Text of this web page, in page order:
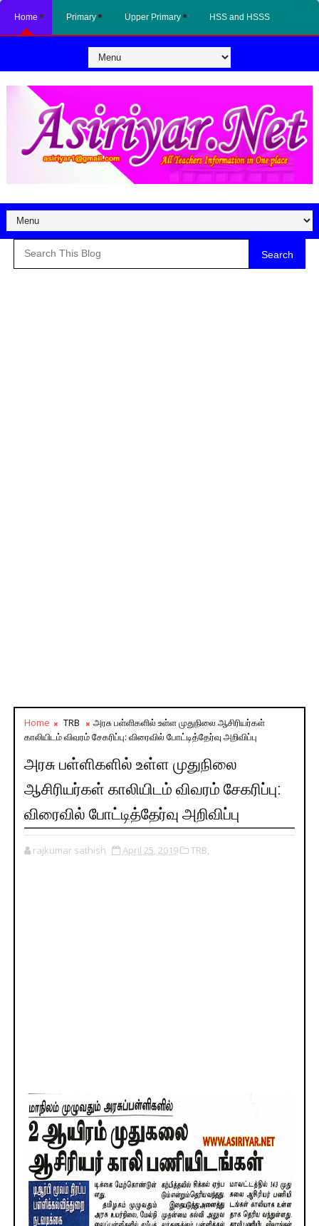
Home Primary Upper Primary HSS and HSSS
Search
Home TRB
அரசு பள்ளிகளில் உள்ள முதுநிலை ஆசிரியர்கள்
காலியிடம் விவரம் சேகரிப்பு: விரைவில் போட்டித்தேர்வு அறிவிப்பு
அரசு பள்ளிகளில் உள்ள முதுநிலை
ஆசிரியர்கள் காலியிடம் விவரம் சேகரிப்பு:
விரைவில் போட்டித்தேர்வு அறிவிப்பு
rajkumar sathish April 25, 2019 TRB,